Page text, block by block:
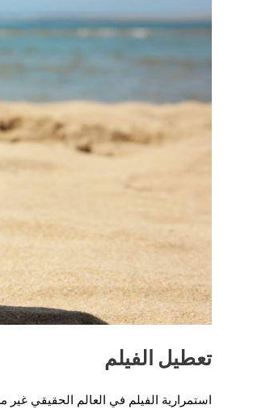
تعطيل الفيلم
استمرارية الفيلم في العالم الحقيقي غير